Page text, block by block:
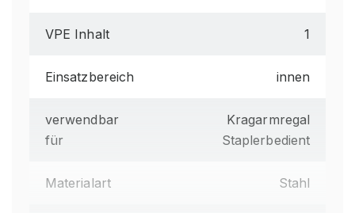
VPE Inhalt 1
Einsatzbereich innen
verwendbar
für
Kragarmregal
Staplerbedient
Materialart Stahl